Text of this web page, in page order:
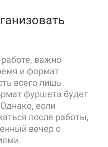
важно
и формат
всего лишь
фуршета будет
если
после работы,
вечер с